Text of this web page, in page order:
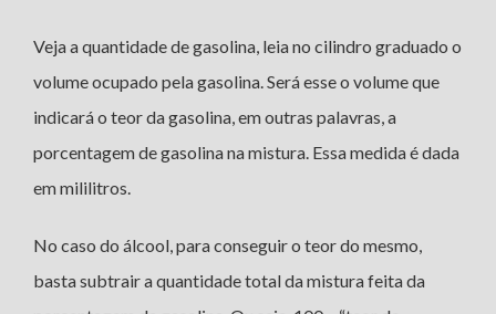
Veja a quantidade de gasolina, leia no cilindro graduado o
volume ocupado pela gasolina. Será esse o volume que
indicará o teor da gasolina, em outras palavras, a
porcentagem de gasolina na mistura. Essa medida é dada
em mililitros.
No caso do álcool, para conseguir o teor do mesmo,
basta subtrair a quantidade total da mistura feita da